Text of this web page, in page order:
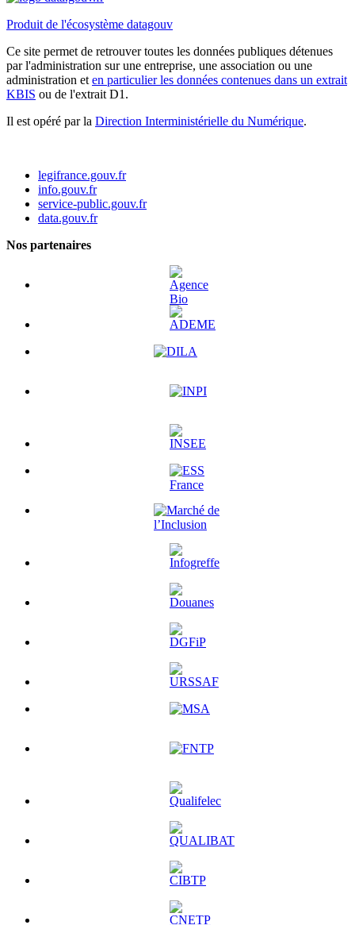
Produit de l'écosystème datagouv
Ce site permet de retrouver toutes les données publiques détenues
par l'administration sur une entreprise, une association ou une
administration et en particulier les données contenues dans un extrait
KBIS ou de l'extrait D1.
Il est opéré par la Direction Interministérielle du Numérique.
legifrance.gouv.fr
info.gouv.fr
service-public.gouv.fr
data.gouv.fr
Nos partenaires